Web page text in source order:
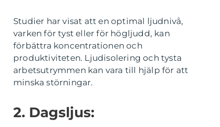
Studier har visat att en optimal ljudnivå,
varken för tyst eller för högljudd, kan
förbättra koncentrationen och
produktiviteten. Ljudisolering och tysta
arbetsutrymmen kan vara till hjälp för att
minska störningar.
2. Dagsljus: